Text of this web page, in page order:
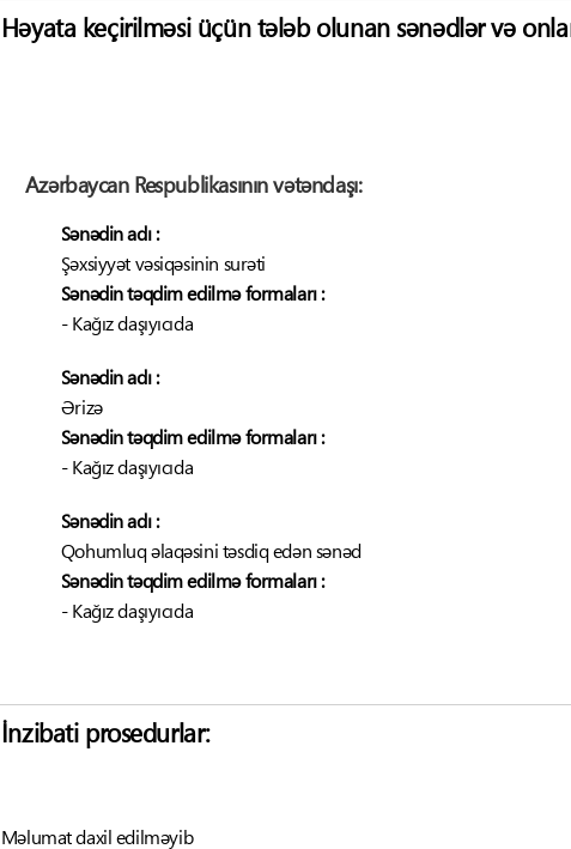
Həyata keçirilməsi üçün tələb olunan sənədlər və
Azərbaycan Respublikasının vətəndaşı:
Sənədin adı :
Şəxsiyyət vəsiqəsinin surəti
Sənədin təqdim edilmə formaları :
- Kağız daşıyıcıda
Sənədin adı :
Ərizə
Sənədin təqdim edilmə formaları :
- Kağız daşıyıcıda
Sənədin adı :
Qohumluq əlaqəsini təsdiq edən sənəd
Sənədin təqdim edilmə formaları :
- Kağız daşıyıcıda
İnzibati prosedurlar:
Məlumat daxil edilməyib